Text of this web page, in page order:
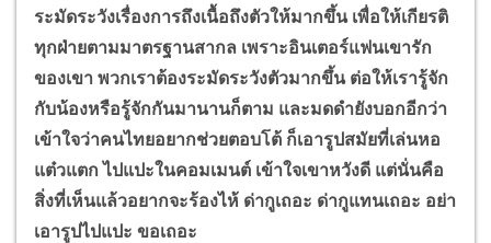
ระมัดระวังเรื่องการถึงเนื้อถึงตัวให้มากขึ้น เพื่อให้เกียรติ
ทุกฝ่ายตามมาตรฐานสากล เพราะอินเตอร์แฟนเขารัก
ของเขา พวกเราต้องระมัดระวังตัวมากขึ้น ต่อให้เรารู้จัก
กับน้องหรือรู้จักกันมานานก็ตาม และมดดำยังบอกอีกว่า
เข้าใจว่าคนไทยอยากช่วยตอบโต้ ก็เอารูปสมัยที่เล่นหอ
แต๋วแตก ไปแปะในคอมเมนต์ เข้าใจเขาหวังดี แต่นั่นคือ
สิ่งที่เห็นแล้วอยากจะร้องไห้ ด่ากูเถอะ ด่ากูแทนเถอะ อย่า
เอารูปไปแปะ ขอเถอะ